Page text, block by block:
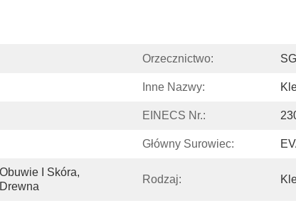
Orzecznictwo:
Inne Nazwy:
EINECS Nr.:
Główny Surowiec:
I Skóra,
Rodzaj: